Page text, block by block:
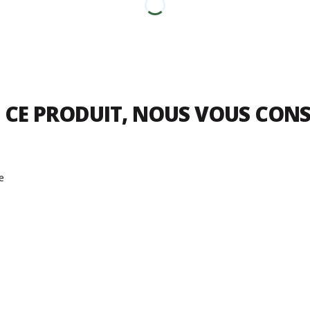
PRODUIT, NOUS VOUS